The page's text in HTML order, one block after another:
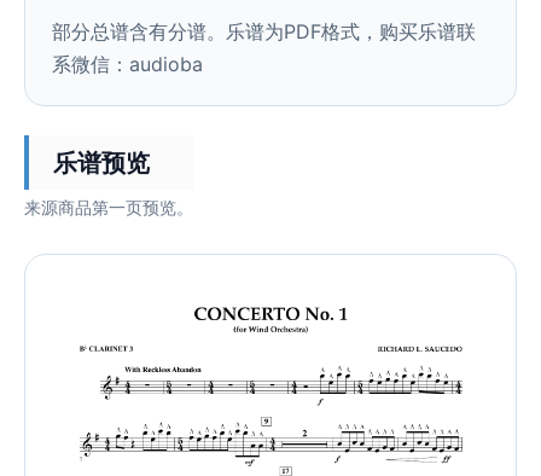
部分总谱含有分谱。乐谱为PDF格式，购买乐谱联
系微信：audioba
乐谱预览
来源商品第一页预览。